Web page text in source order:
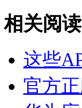
相关阅
这些
官方